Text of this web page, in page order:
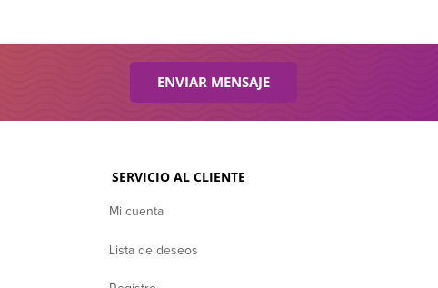
ENVIAR MENSAJE
SERVICIO AL CLIENTE
Mi cuenta
Lista de deseos